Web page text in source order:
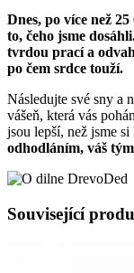
Dnes, po více než
to, čeho jsme
tvrdou prací a
po čem srdce touží.
Následujte své sny a
vášeň, která vás
jsou lepší, než jsme
odhodláním, váš
Související